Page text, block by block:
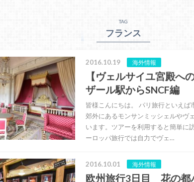
TAG
フランス
2016.10.19 海外情報
【ヴェルサイユ宮殿へ
ザール駅からSNCF編
皆様こんにちは。 パリ旅行といえば
郊外にあるモンサンミッシェルやヴ
います。ツアーを利用すると簡単に
ーロッパ旅行では自力でヴェ…
2016.10.01 海外情報
欧州旅行3日目 花の都